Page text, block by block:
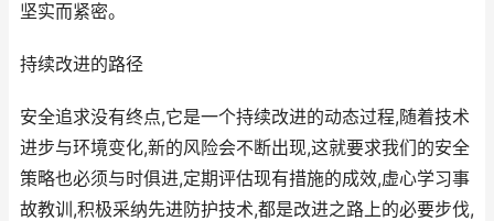
坚实而紧密。
持续改进的路径
安全追求没有终点,它是一个持续改进的动态过程,随着技术
进步与环境变化,新的风险会不断出现,这就要求我们的安全
策略也必须与时俱进,定期评估现有措施的成效,虚心学习事
故教训,积极采纳先进防护技术,都是改进之路上的必要步伐,